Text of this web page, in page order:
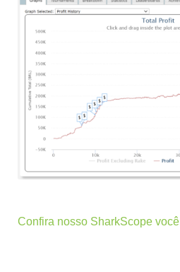
Confira nosso SharkScope você